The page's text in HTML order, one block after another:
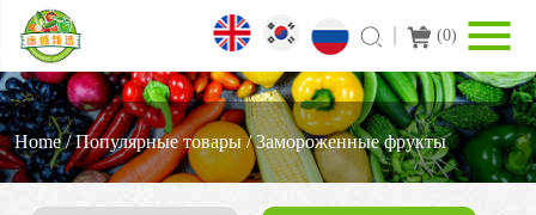
(0)
Home/Популярные товары /3амороженные фрукты